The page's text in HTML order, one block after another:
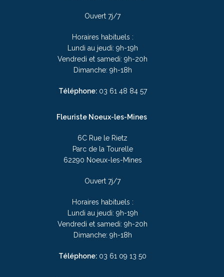
Ouvert 7j/7
Horaires habituels :
Lundi au jeudi: 9h-19h
Vendredi et samedi: 9h-20h
Dimanche: 9h-18h
Téléphone: 03 61 48 84 57
Fleuriste Noeux-les-Mines
6C Rue le Rietz
Parc de la Tourelle
62290 Noeux-les-Mines
Ouvert 7j/7
Horaires habituels :
Lundi au jeudi: 9h-19h
Vendredi et samedi: 9h-20h
Dimanche: 9h-18h
Téléphone: 03 61 09 13 50